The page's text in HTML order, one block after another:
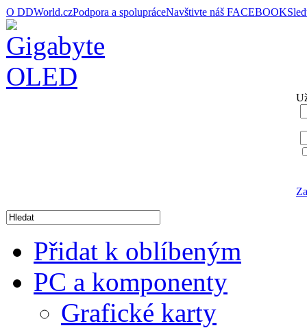
O DDWorld.czPodpora a spolupráceNavštivte náš FACEBOOK
Přidat k oblíbeným
PC a komponenty
Grafické karty